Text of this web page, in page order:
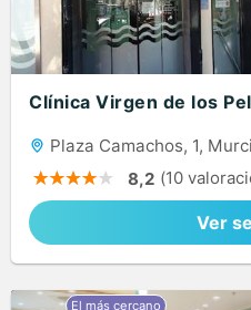
Clínica Virgen de los
Plaza Camachos, 1,
8,2 (10
Ver